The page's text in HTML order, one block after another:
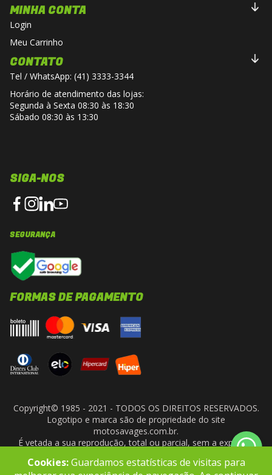
MINHA CONTA
Login
Meu Carrinho
CONTATO
Tel / WhatsApp: (41) 3333-3344
Horário de atendimento das lojas:
Segunda à Sexta 08:30 às 18:30
Sábado 08:30 às 13:30
SIGA-NOS
SEGURANÇA
FORMAS DE PAGAMENTO
Copyright© 1985 - 2021 - TODOS OS DIREITOS RESERVADOS.
Logotipo e marca são de propriedade do site
motosavages.com.br.
É vetada a sua reprodução, total ou parcial, sem a expressa
- CNPJ: 10.927.924/0001-91
Cookies:Guardamos estatísticas de visitas para